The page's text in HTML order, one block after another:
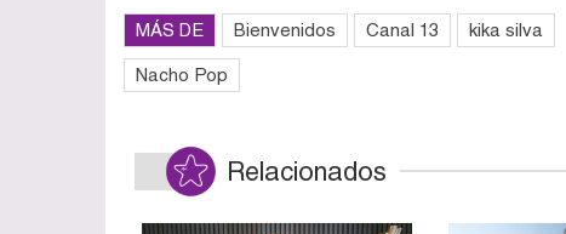
MÁS DE Bienvenidos Canal 13 kika silva
Nacho Pop
Relacionados